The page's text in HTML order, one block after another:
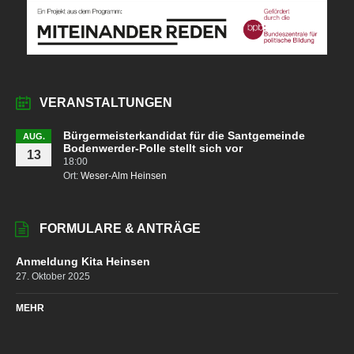
VERANSTALTUNGEN
AUG.
13
Bürgermeisterkandidat für die Santgemeinde
Bodenwerder-Polle stellt sich vor
18:00
Ort: Weser-Alm Heinsen
FORMULARE & ANTRÄGE
Anmeldung Kita Heinsen
27. Oktober 2025
MEHR